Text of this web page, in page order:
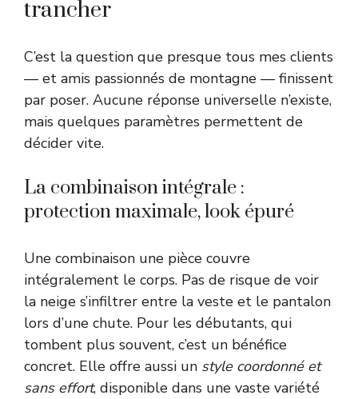
trancher
C’est la question que presque tous mes clients
— et amis passionnés de montagne — finissent
par poser. Aucune réponse universelle n’existe,
mais quelques paramètres permettent de
décider vite.
La combinaison intégrale :
protection maximale, look épuré
Une combinaison une pièce couvre
intégralement le corps. Pas de risque de voir
la neige s’infiltrer entre la veste et le pantalon
lors d’une chute. Pour les débutants, qui
tombent plus souvent, c’est un bénéfice
concret. Elle offre aussi un style coordonné et
sans effort, disponible dans une vaste variété